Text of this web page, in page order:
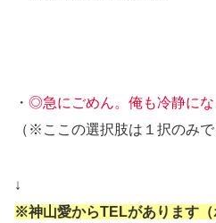
・ ◎急にごめん。俺も冷静にな
（※ここの選択肢は１択のみで
↓
※神山愛からTELがあります（